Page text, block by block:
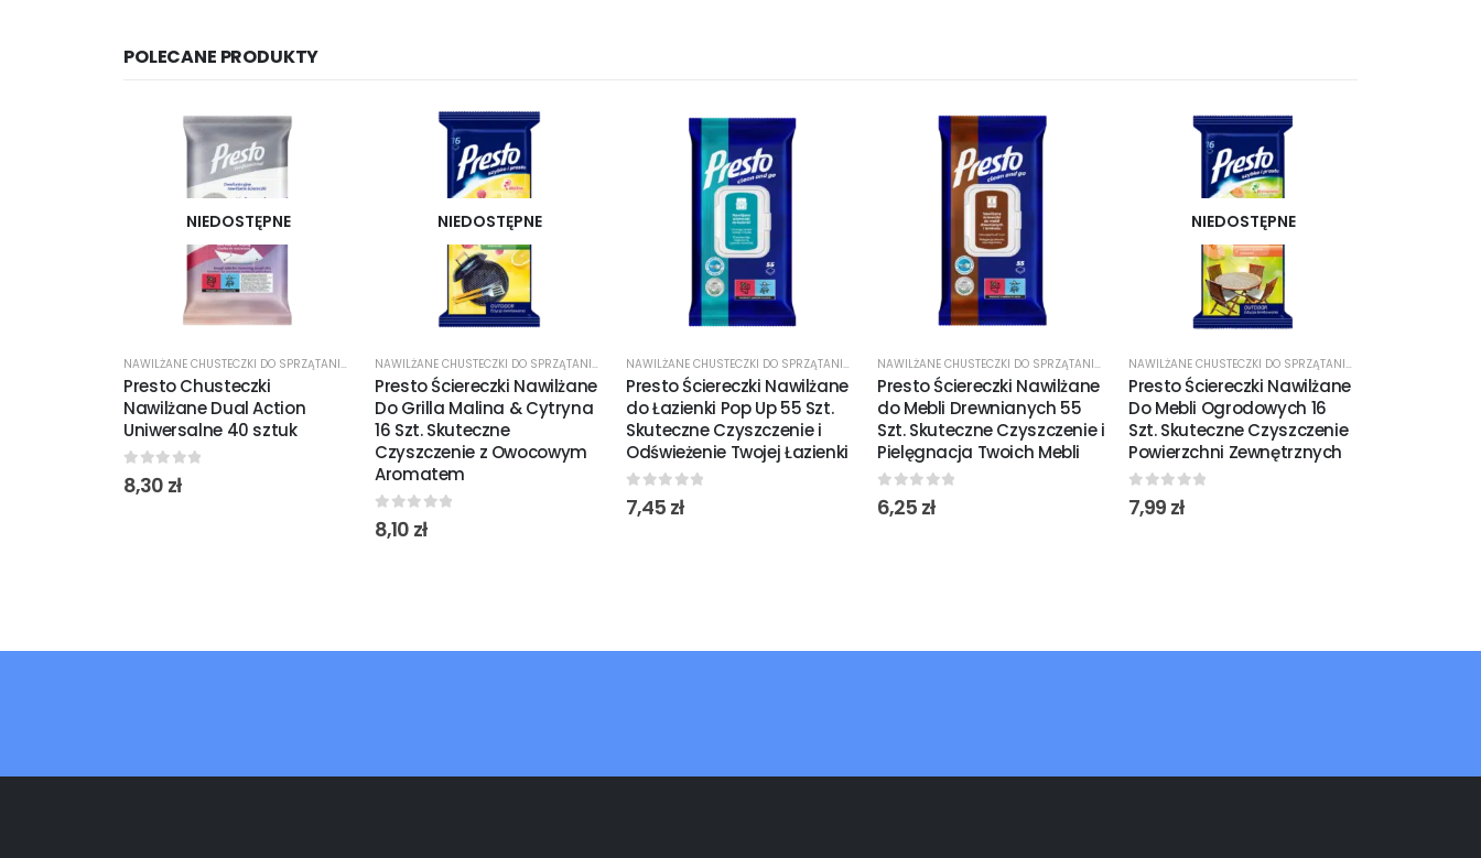
POLECANE PRODUKTY
NIEDOSTĘPNE
NAWILŻANE CHUSTECZKI DO SPRZĄTANIA ŚRODKI CZYSTOŚCI
Presto Chusteczki
Nawilżane Dual Action
Uniwersalne 40 sztuk
0out of 5
8,30 zł
NIEDOSTĘPNE
NAWILŻANE CHUSTECZKI DO SPRZĄTANIA ŚRODKI CZYSTOŚCI
Presto Ściereczki Nawilżane
Do Grilla Malina & Cytryna
16 Szt. Skuteczne
Czyszczenie z Owocowym
Aromatem
0out of 5
8,10 zł
NAWILŻANE CHUSTECZKI DO SPRZĄTANIA ŚRODKI CZYSTOŚCI
Presto Ściereczki Nawilżane
do Łazienki Pop Up 55 Szt.
Skuteczne Czyszczenie i
Odświeżenie Twojej Łazienki
0out of 5
7,45 zł
NAWILŻANE CHUSTECZKI DO SPRZĄTANIA ŚRODKI CZYSTOŚCI
Presto Ściereczki Nawilżane
do Mebli Drewnianych 55
Szt. Skuteczne Czyszczenie i
Pielęgnacja Twoich Mebli
0out of 5
6,25 zł
NIEDOSTĘPNE
NAWILŻANE CHUSTECZKI DO SPRZĄTANIA
Presto Ściereczki Nawilżane
Do Mebli Ogrodowych 16
Szt. Skuteczne Czyszczenie
Powierzchni Zewnętrznych
0out of 5
7,99 zł